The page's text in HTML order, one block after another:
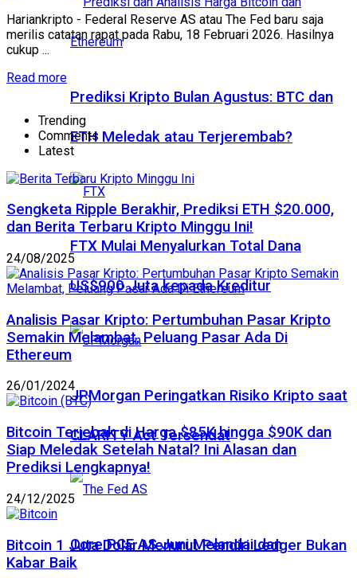
Prediksi Kripto Bulan Agustus: BTC dan
ETH Meledak atau Terjerembab?
FTX Mulai Menyalurkan Total Dana
US$900 Juta kepada Kreditur
JPMorgan Peringatkan Risiko Kripto saat
CLARITY Act Tersendat
Core PCE AS Juni Melandai dan
Hariankripto - Federal Reserve AS atau The Fed baru saja
merilis catatan rapat pada Rabu, 18 Februari 2026. Hasilnya
cukup ...
Read more
Trending
Comments
Latest
Sengketa Ripple Berakhir, Prediksi ETH $20.000,
dan Berita Terbaru Kripto Minggu Ini!
24/08/2025
Analisis Pasar Kripto: Pertumbuhan Pasar Kripto
Semakin Melambat, Peluang Pasar Ada Di
Ethereum
26/01/2024
Bitcoin Terjebak di Harga $85K hingga $90K dan
Siap Meledak Setelah Natal? Ini Alasan dan
Prediksi Lengkapnya!
24/12/2025
Bitcoin 1 Juta Dolar Menurut Pendiri Ledger Bukan
Kabar Baik